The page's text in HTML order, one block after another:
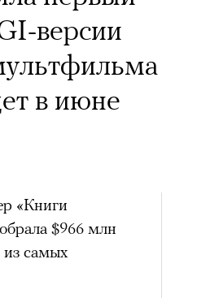
версии
в июне
«Книги
$966 млн
самых